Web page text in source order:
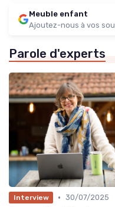
Meuble enfant
Ajoutez-nous à vos
Parole d'experts
Interview • 30/07/2025